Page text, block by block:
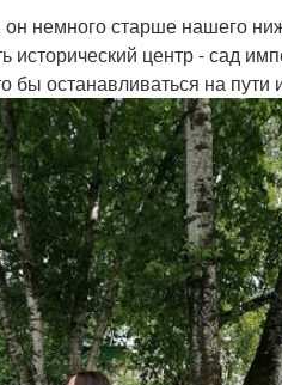
немного старше нашего
исторический центр - сад
останавливаться на пути